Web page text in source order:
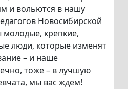
и вольются в нашу
Новосибирской
крепкие,
люди, которые изменят
– и наше
тоже – в лучшую
мы вас ждем!